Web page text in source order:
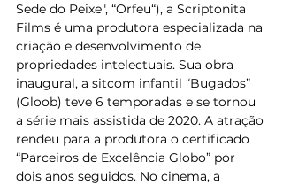
Sede do Peixe", “Orfeu“), a Scriptonita
Films é uma produtora especializada na
criação e desenvolvimento de
propriedades intelectuais. Sua obra
inaugural, a sitcom infantil “Bugados”
(Gloob) teve 6 temporadas e se tornou
a série mais assistida de 2020. A atração
rendeu para a produtora o certificado
“Parceiros de Excelência Globo” por
dois anos seguidos. No cinema, a